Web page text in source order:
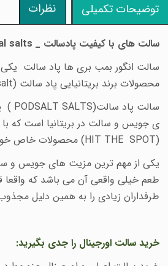
توضیحات تکمیلی نظرات
سالت های با کیفیت پادسالت _ salts
سالت انگور بمب بری ها پاد سالت یکی
محصولات برند بریتانیایی پاد سالت
​​سالت پاد سالت( PODSALT SALTS)
ی جویس و سالت در بریتانیا است که
(
HIT THE SPOT
) محصولات خاص
یکی از مهم ترین مزیت های جویس و
طعم خیلی واقعی آن می باشد که واقعا
طرفداران زیادی را به همین دلیل
خرید سالت اورجینال را جدی بگیرید: